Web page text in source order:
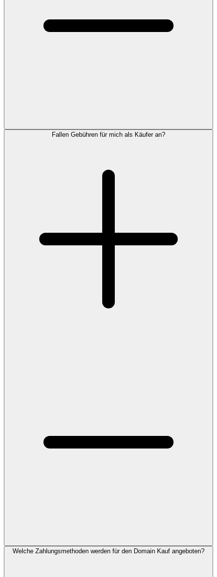
Fallen Gebühren für mich als Käufer an?
Welche Zahlungsmethoden werden für den Domain Kauf angeboten?